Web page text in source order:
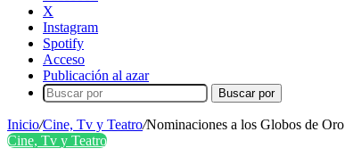
X
Instagram
Spotify
Acceso
Publicación al azar
Buscar por
Inicio/Cine, Tv y Teatro/Nominaciones a los Globos de Oro
Cine, Tv y Teatro